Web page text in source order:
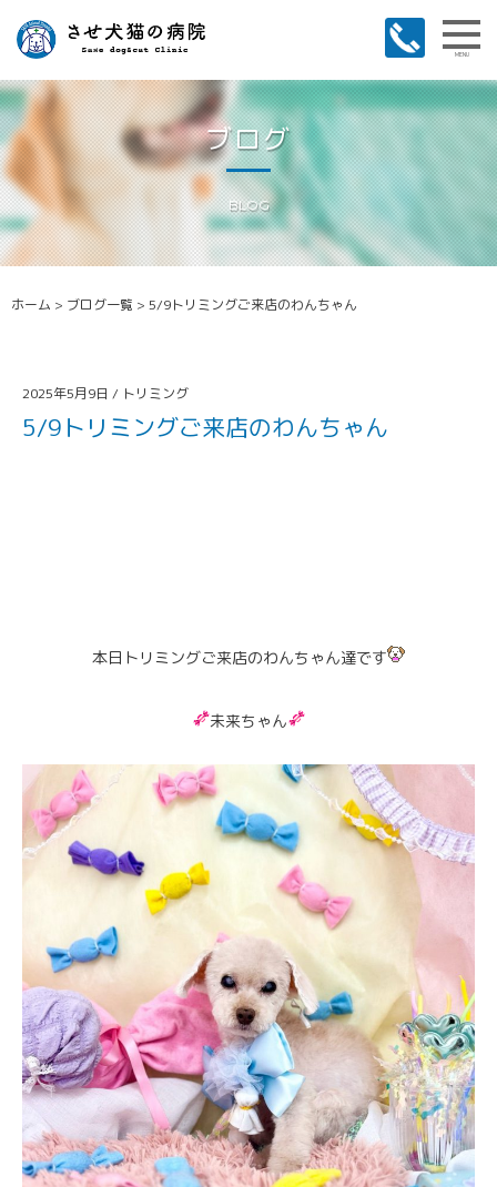
MENU
ブログ
BLOG
ホーム > ブログ一覧 > 5/9トリミングご来店のわんちゃん
2025年5月9日 / トリミング
5/9トリミングご来店のわんちゃん
本日トリミングご来店のわんちゃん達です
未来ちゃん